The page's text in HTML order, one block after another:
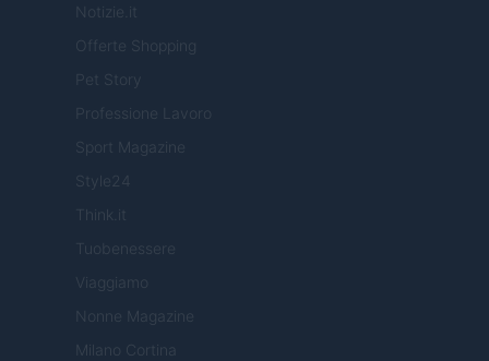
Notizie.it
Offerte Shopping
Pet Story
Professione Lavoro
Sport Magazine
Style24
Think.it
Tuobenessere
Viaggiamo
Nonne Magazine
Milano Cortina